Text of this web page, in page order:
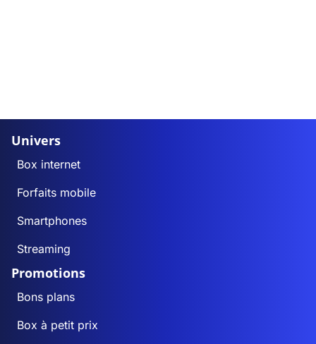
Univers
Box internet
Forfaits mobile
Smartphones
Streaming
Promotions
Bons plans
Box à petit prix